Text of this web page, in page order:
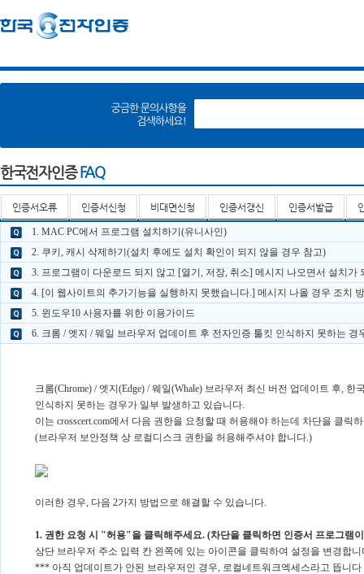
한국전자인증FAQ
인증서오류 인증서신청 비대면신청 인증서갱신 인증서발급
1. MAC PC에서 프로그램 설치하기(유니사인)
2. 쿠키, 캐시 삭제하기(설치 후에도 설치 확인이 되지 않을 경우 참고)
3. 프로그램이 다운로드 되지 않고 [열기, 저장, 취소] 메시지 나오면서 설치가
4. [이 웹사이트의 추가기능을 실행하지 못했습니다.] 메시지 나올 경우 조치
5. 윈도우10 사용자를 위한 이용가이드
6. 크롬 / 엣지 / 웨일 브라우저 업데이트 후 전자인증 툴킷 인식하지 못하는 경
크롬(Chrome) / 엣지(Edge) / 웨일(Whale) 브라우저 최신 버전 업데이트 후,
인식하지 못하는 경우가 일부 발생하고 있습니다.
이는 crosscert.com에서 다음 권한을 요청할 때 허용해야 하는데 차단을 클릭
(브라우저 보안정책 상 로컬디스크 권한을 허용해주셔야 합니다.)
이러한 경우, 다음 2가지 방법으로 해결할 수 있습니다.
1. 권한 요청 시 "허용"을 클릭해주세요. (차단을 클릭하면 인증서 프로그램
상단 브라우저 주소 입력 칸 왼쪽에 있는 아이콘을 클릭하여 설정을 변경합
*** 아직 업데이트가 안된 브라우저인 경우, 로컬네트워크엑세스라고 뜹니다